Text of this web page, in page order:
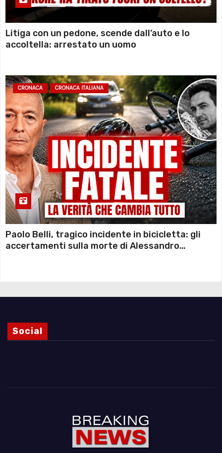
Litiga con un pedone, scende dall’auto e lo
accoltella: arrestato un uomo
CRONACA CRONACA ITALIANA
Paolo Belli, tragico incidente in bicicletta: gli
accertamenti sulla morte di Alessandro
Social